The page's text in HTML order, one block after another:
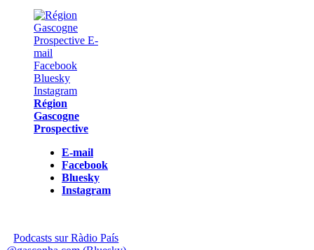
Région
Gascogne
Prospective
E-mail
Facebook
Bluesky
Instagram
Podcasts sur Ràdio País